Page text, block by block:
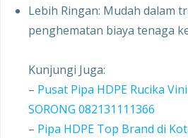
Lebih Ringan: Mudah dalam
penghematan biaya tenaga
Kunjungi Juga:
– Pusat Pipa HDPE Rucika
SORONG 082131111366
– Pipa HDPE Top Brand di